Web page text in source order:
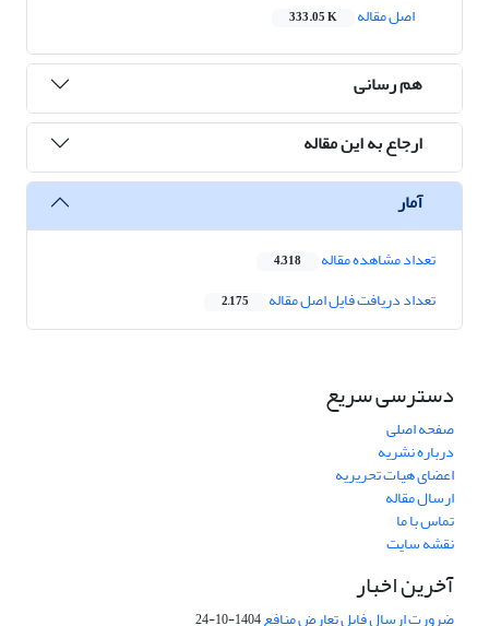
اصل مقاله
333.05 K
هم رسانی
ارجاع به این مقاله
آمار
تعداد مشاهده مقاله 4,318
تعداد دریافت فایل اصل مقاله 2,175
دسترسی سریع
صفحه اصلی
درباره نشریه
اعضای هیات تحریریه
ارسال مقاله
تماس با ما
نقشه سایت
آخرین اخبار
ضرورت ارسال فایل تعارض منافع1404-10-24